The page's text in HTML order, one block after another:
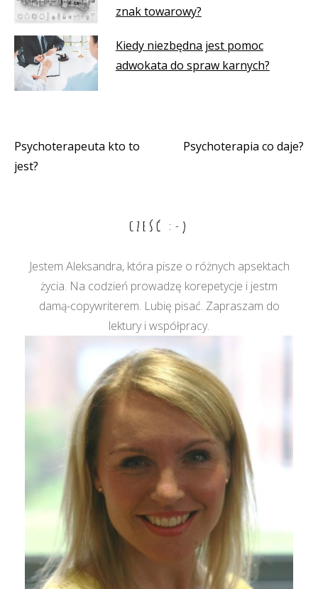
znak towarowy?
Kiedy niezbędna jest pomoc
adwokata do spraw karnych?
Nawigacja
Psychoterapeuta kto to
jest?
Psychoterapia co daje?
CZEŚĆ :-)
Jestem Aleksandra, która pisze o różnych apsektach
życia. Na codzień prowadzę korepetycje i jestm
damą-copywriterem. Lubię pisać. Zapraszam do
lektury i współpracy.